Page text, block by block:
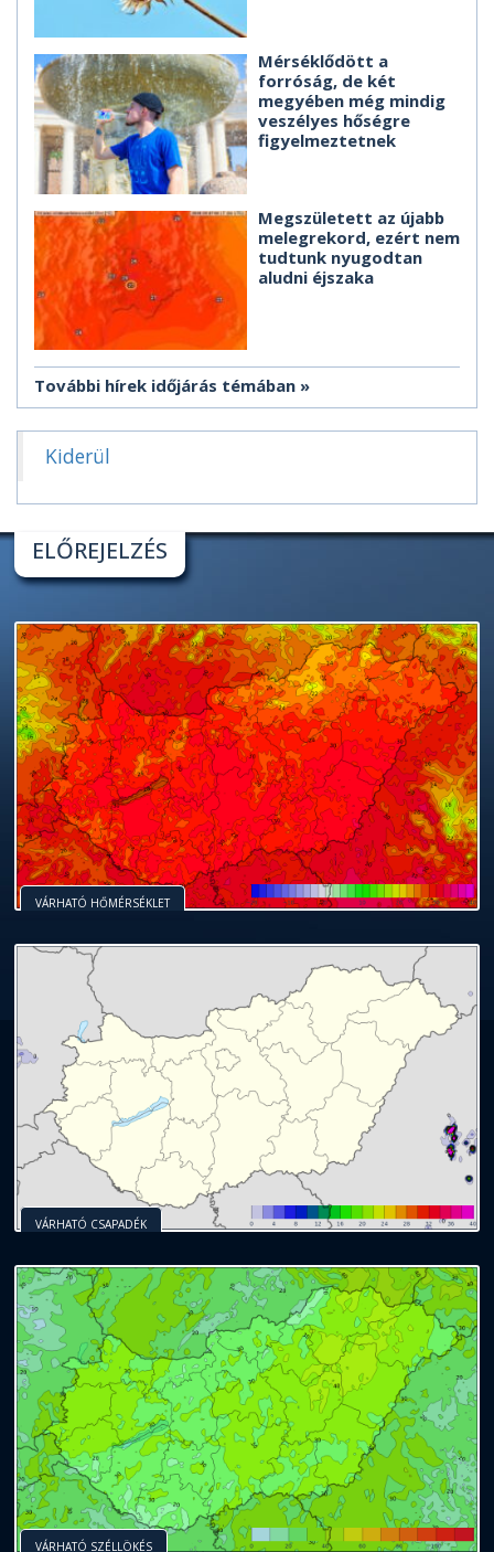
Mérséklődött a
forróság, de két
megyében még mindig
veszélyes hőségre
figyelmeztetnek
Megszületett az újabb
melegrekord, ezért nem
tudtunk nyugodtan
aludni éjszaka
További hírek időjárás témában
Kiderül
ELŐREJELZÉS
VÁRHATÓ HŐMÉRSÉKLET
VÁRHATÓ CSAPADÉK
VÁRHATÓ SZÉLLÖKÉS